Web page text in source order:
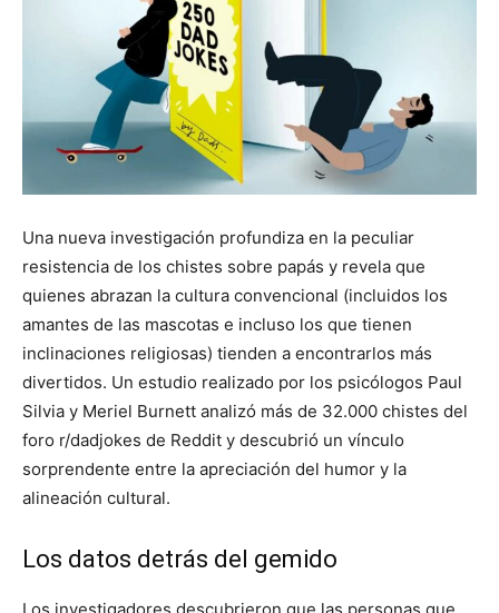
Una nueva investigación profundiza en la peculiar
resistencia de los chistes sobre papás y revela que
quienes abrazan la cultura convencional (incluidos los
amantes de las mascotas e incluso los que tienen
inclinaciones religiosas) tienden a encontrarlos más
divertidos. Un estudio realizado por los psicólogos Paul
Silvia y Meriel Burnett analizó más de 32.000 chistes del
foro r/dadjokes de Reddit y descubrió un vínculo
sorprendente entre la apreciación del humor y la
alineación cultural.
Los datos detrás del gemido